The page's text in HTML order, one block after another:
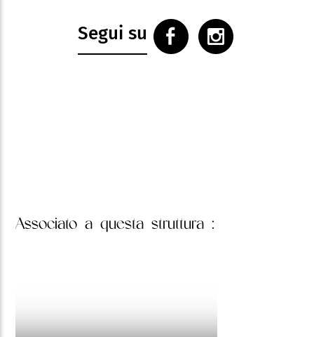
Segui su
Associato a questa struttura :